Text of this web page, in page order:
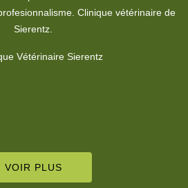
De De Blod Stelly
VOIR PLUS